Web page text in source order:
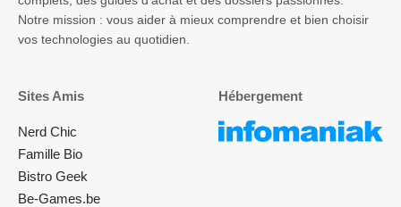
Notre mission : vous aider à mieux comprendre et bien choisir
vos technologies au quotidien.
Sites Amis
Nerd Chic
Famille Bio
Bistro Geek
Be-Games.be
Hébergement